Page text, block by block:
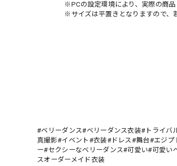
※PCの設定環境により、実際の商品と
※サイズは平置きとなりますので、若干
#ベリーダンス#ベリーダンス衣装#トライ
真撮影#イベント#衣装#ドレス#舞台#エジ
ー#セクシーなベリーダンス#可愛い#可愛い
スオーダーメイド衣装